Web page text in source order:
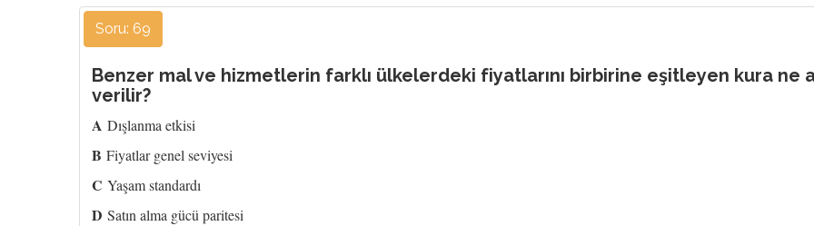
Soru: 69
Benzer mal ve hizmetlerin farklı ülkelerdeki fiyatlarını birbirine eşitleyen kura ne
verilir?
A Dışlanma etkisi
B Fiyatlar genel seviyesi
C Yaşam standardı
D Satın alma gücü paritesi